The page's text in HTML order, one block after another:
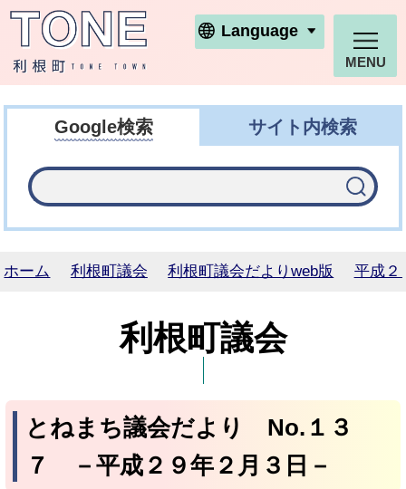
利根町ホームページ
Language
MENU
Google検索 サイト内検索
ホーム 利根町議会 利根町議会だよりweb版 平成２
利根町議会
とねまち議会だより No.１３
７ －平成２９年２月３日－